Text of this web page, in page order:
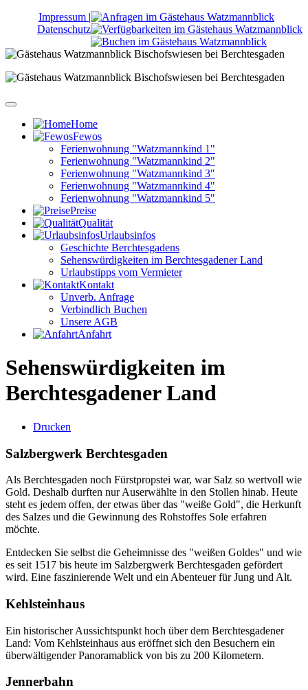
Impressum |
Datenschutz
Home
Fewos
Ferienwohnung "Watzmannkind 1"
Ferienwohnung "Watzmannkind 2"
Ferienwohnung "Watzmannkind 3"
Ferienwohnung "Watzmannkind 4"
Ferienwohnung "Watzmannkind 5"
Preise
Qualität
Urlaubsinfos
Geschichte Berchtesgadens
Sehenswürdigkeiten im Berchtesgadener Land
Urlaubstipps vom Vermieter
Kontakt
Unverb. Anfrage
Verbindlich Buchen
Unsere AGB
Anfahrt
Sehenswürdigkeiten im
Berchtesgadener Land
Drucken
Salzbergwerk Berchtesgaden
Als Berchtesgaden noch Fürstpropstei war, war Salz so wertvoll wie
Gold. Deshalb durften nur Auserwählte in den Stollen hinab. Heute
steht es jedem offen, der etwas über das "weiße Gold", die Herkunft
des Salzes und die Gewinnung des Rohstoffes Sole erfahren
möchte.
Entdecken Sie selbst die Geheimnisse des "weißen Goldes" und wie
es seit 1517 bis heute im Salzbergwerk Berchtesgaden gefördert
wird. Eine faszinierende Welt und ein Abenteuer für Jung und Alt.
Kehlsteinhaus
Ein historischer Aussichtspunkt hoch über dem Berchtesgadener
Land: Vom Kehlsteinhaus aus eröffnet sich den Besuchern ein
überwältigender Panoramablick von bis zu 200 Kilometern.
Jennerbahn